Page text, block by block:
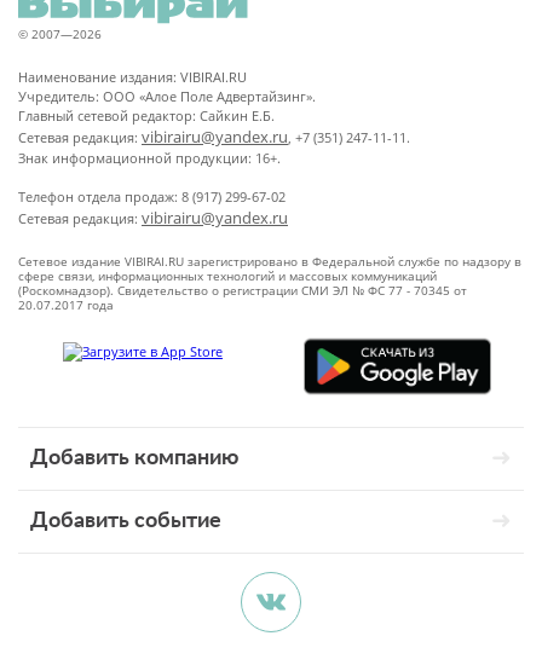
© 2007—2026
Наименование издания: VIBIRAI.RU
Учредитель: ООО «Алое Поле Адвертайзинг».
Главный сетевой редактор: Сайкин Е.Б.
Сетевая редакция: vibirairu@yandex.ru, +7 (351) 247-11-11.
Знак информационной продукции: 16+.
Телефон отдела продаж: 8 (917) 299-67-02
Сетевая редакция: vibirairu@yandex.ru
Сетевое издание VIBIRAI.RU зарегистрировано в Федеральной службе по надзору в
сфере связи, информационных технологий и массовых коммуникаций
(Роскомнадзор). Свидетельство о регистрации СМИ ЭЛ № ФС 77 - 70345 от
20.07.2017 года
Добавить компанию
Добавить событие